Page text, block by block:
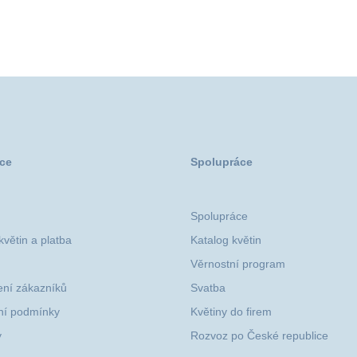
a platba
zákazníků
podmínky
Spolupráce
Spolupráce
Katalog květin
Věrnostní program
Svatba
Květiny do firem
Rozvoz po České republice